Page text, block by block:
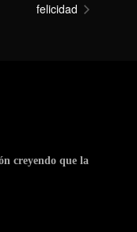
felicidad
creyendo que la